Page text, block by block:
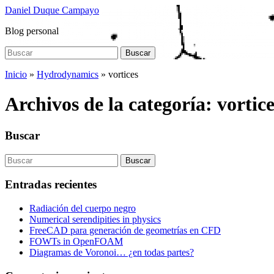
Saltar
contenido
Daniel Duque Campayo
Blog personal
Buscar:
Buscar
Inicio » Hydrodynamics » vortices
Archivos de la categoría:
Buscar
Buscar: Buscar
Entradas recientes
Radiación del cuerpo negro
Numerical serendipities in physics
FreeCAD para generación de geometrías en CFD
FOWTs in OpenFOAM
Diagramas de Voronoi… ¿en todas partes?